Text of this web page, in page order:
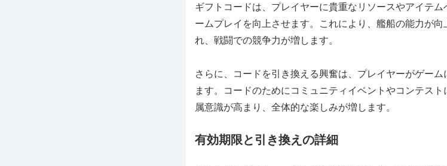
ギフトコードは、プレイヤーに貴重なリソースやアイテ
ームプレイを向上させます。これにより、艦船の能力が
れ、戦闘での競争力が増します。
さらに、コードを引き換える興奮は、プレイヤーがゲー
ます。コードのためにコミュニティイベントやコンテス
属意識が高まり、全体的な楽しみが増します。
有効期限と引き換えの詳細